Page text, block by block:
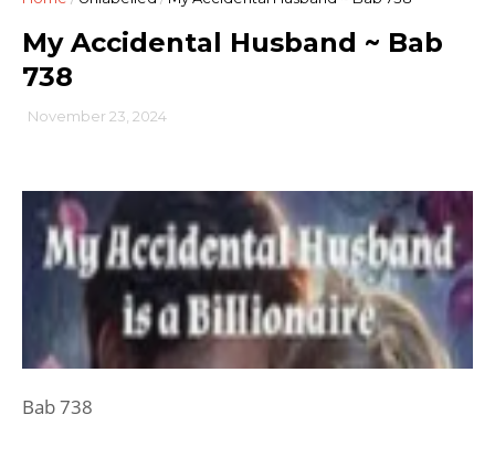
My Accidental Husband ~ Bab
738
November 23, 2024
Bab 738